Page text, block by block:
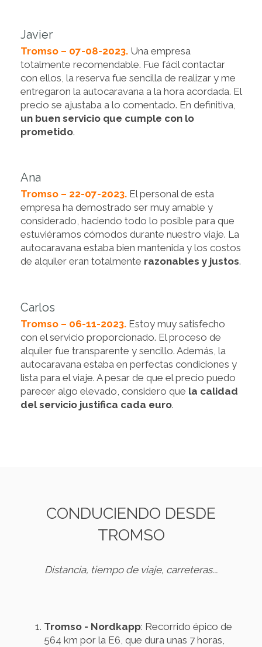
Javier
Tromso – 07-08-2023. Una empresa
totalmente recomendable. Fue fácil contactar
con ellos, la reserva fue sencilla de realizar y me
entregaron la autocaravana a la hora acordada. El
precio se ajustaba a lo comentado. En definitiva,
un buen servicio que cumple con lo
prometido.
Ana
Tromso – 22-07-2023. El personal de esta
empresa ha demostrado ser muy amable y
considerado, haciendo todo lo posible para que
estuviéramos cómodos durante nuestro viaje. La
autocaravana estaba bien mantenida y los costos
de alquiler eran totalmente razonables y justos.
Carlos
Tromso – 06-11-2023. Estoy muy satisfecho
con el servicio proporcionado. El proceso de
alquiler fue transparente y sencillo. Además, la
autocaravana estaba en perfectas condiciones y
lista para el viaje. A pesar de que el precio puedo
parecer algo elevado, considero que la calidad
del servicio justifica cada euro.
CONDUCIENDO DESDE
TROMSO
Distancia, tiempo de viaje, carreteras...
Tromso - Nordkapp: Recorrido épico de
564 km por la E6, que dura unas 7 horas,